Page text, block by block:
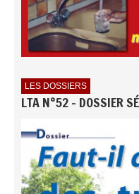
LES DOSSIERS
LTA N°52 - DOSSIER